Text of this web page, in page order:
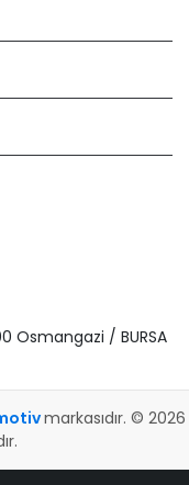
Osmangazi / BURSA
markasıdır. © 2026